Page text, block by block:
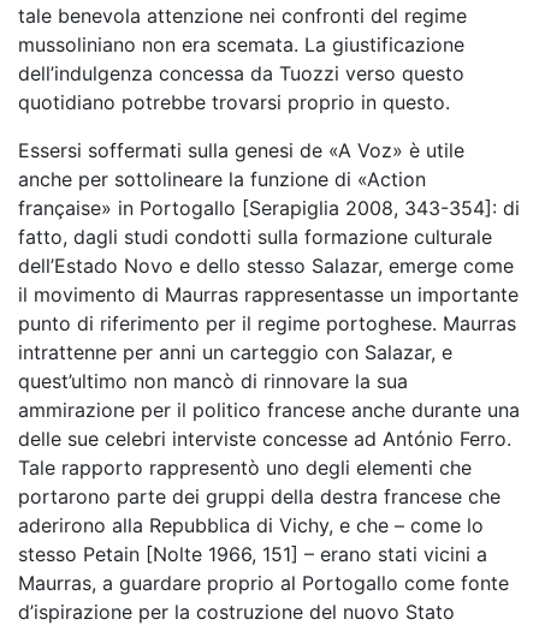
tale benevola attenzione nei confronti del regime
mussoliniano non era scemata. La giustificazione
dell’indulgenza concessa da Tuozzi verso questo
quotidiano potrebbe trovarsi proprio in questo.
Essersi soffermati sulla genesi de «A Voz» è utile
anche per sottolineare la funzione di «Action
française» in Portogallo [Serapiglia 2008, 343-354]: di
fatto, dagli studi condotti sulla formazione culturale
dell’Estado Novo e dello stesso Salazar, emerge come
il movimento di Maurras rappresentasse un importante
punto di riferimento per il regime portoghese. Maurras
intrattenne per anni un carteggio con Salazar, e
quest’ultimo non mancò di rinnovare la sua
ammirazione per il politico francese anche durante una
delle sue celebri interviste concesse ad António Ferro.
Tale rapporto rappresentò uno degli elementi che
portarono parte dei gruppi della destra francese che
aderirono alla Repubblica di Vichy, e che – come lo
stesso Petain [Nolte 1966, 151] – erano stati vicini a
Maurras, a guardare proprio al Portogallo come fonte
d’ispirazione per la costruzione del nuovo Stato